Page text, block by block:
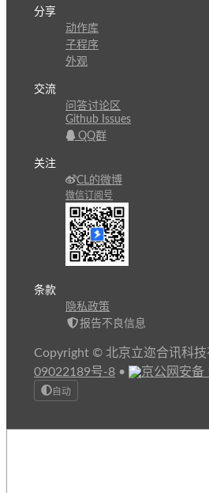
分享
动作库
子程序
外观
交流
问答讨论区
Github Issues
QQ群
关注
CL的微博
微信订阅号
条款
隐私政策
报告不良信息
Copyright © 北京立迩合讯科技
09022189号-8 • 京公网安
自动